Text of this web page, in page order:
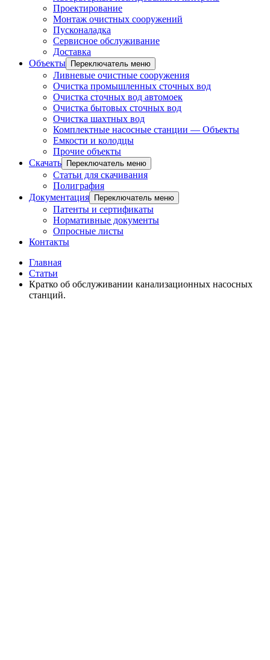
Проектирование
Монтаж очистных сооружений
Пусконаладка
Сервисное обслуживание
Доставка
Объекты
Переключатель меню
Ливневые очистные сооружения
Очистка промышленных сточных вод
Очистка сточных вод автомоек
Очистка бытовых сточных вод
Очистка шахтных вод
Комплектные насосные станции — Объекты
Емкости и колодцы
Прочие объекты
Скачать
Переключатель меню
Статьи для скачивания
Полиграфия
Документация
Переключатель меню
Патенты и сертификаты
Нормативные документы
Опросные листы
Контакты
Главная
Статьи
Кратко об обслуживании канализационных насосных
станций.